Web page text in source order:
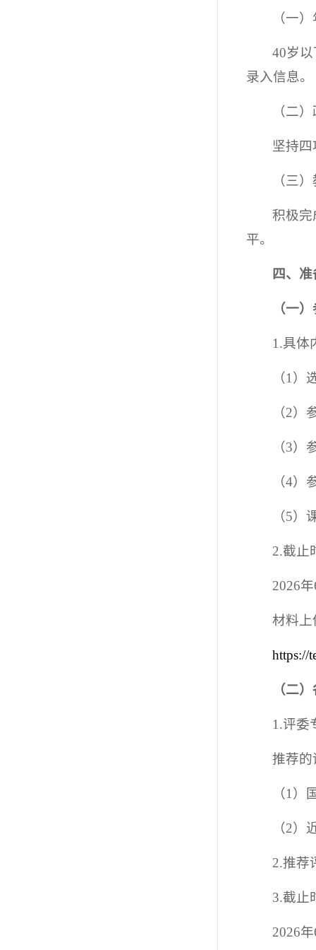
（一
40岁
录入信息。
（二
坚持
（三
积极完
平。
四、
（一
1.具体
（1
（2）
（3
（4
（5
2.截止
2026
材料上
https://
（二
1.评委
推荐的
（1
（2
2.推荐
3.截止
2026